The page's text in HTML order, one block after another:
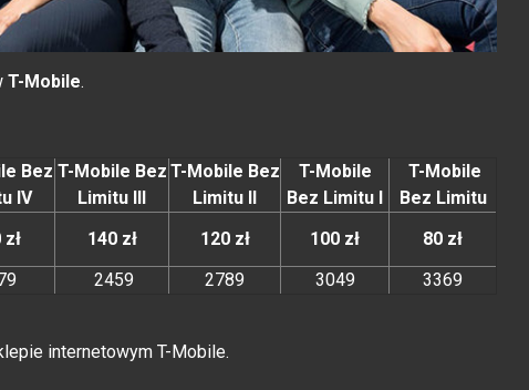
T-Mobile.
Bez
IV
T-Mobile Bez
Limitu III
T-Mobile Bez
Limitu II
T-Mobile
Bez Limitu I
T-Mobile
Bez Limitu
140 zł 120 zł 100 zł
80 zł
2459 2789 3049 3369
internetowym T-Mobile.